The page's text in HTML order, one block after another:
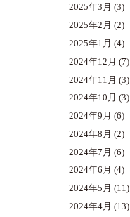
2025年3月 (3)
2025年2月 (2)
2025年1月 (4)
2024年12月 (7)
2024年11月 (3)
2024年10月 (3)
2024年9月 (6)
2024年8月 (2)
2024年7月 (6)
2024年6月 (4)
2024年5月 (11)
2024年4月 (13)